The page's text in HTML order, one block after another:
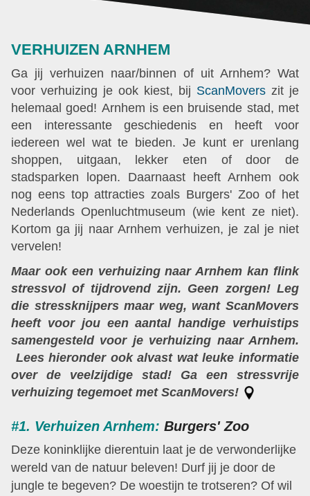
VERHUIZEN ARNHEM
Ga jij verhuizen naar/binnen of uit Arnhem? Wat
voor verhuizing je ook kiest, bij ScanMovers zit je
helemaal goed! Arnhem is een bruisende stad, met
een interessante geschiedenis en heeft voor
iedereen wel wat te bieden. Je kunt er urenlang
shoppen, uitgaan, lekker eten of door de
stadsparken lopen. Daarnaast heeft Arnhem ook
nog eens top attracties zoals Burgers' Zoo of het
Nederlands Openluchtmuseum (wie kent ze niet).
Kortom ga jij naar Arnhem verhuizen, je zal je niet
vervelen!
Maar ook een verhuizing naar Arnhem kan flink
stressvol of tijdrovend zijn. Geen zorgen! Leg
die stressknijpers maar weg, want ScanMovers
heeft voor jou een aantal handige verhuistips
samengesteld voor je verhuizing naar Arnhem.
Lees hieronder ook alvast wat leuke informatie
over de veelzijdige stad! Ga een stressvrije
verhuizing tegemoet met ScanMovers!
#1. Verhuizen Arnhem: Burgers' Zoo
Deze koninklijke dierentuin laat je de verwonderlijke
wereld van de natuur beleven! Durf jij je door de
jungle te begeven? De woestijn te trotseren? Of wil